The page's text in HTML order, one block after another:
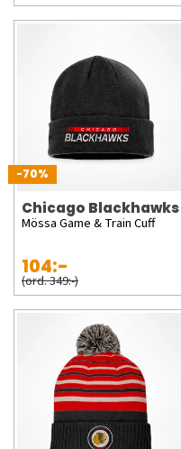
-70%
Chicago Blackhawks
Mössa Game & Train Cuff
104:-
(ord. 349:-)